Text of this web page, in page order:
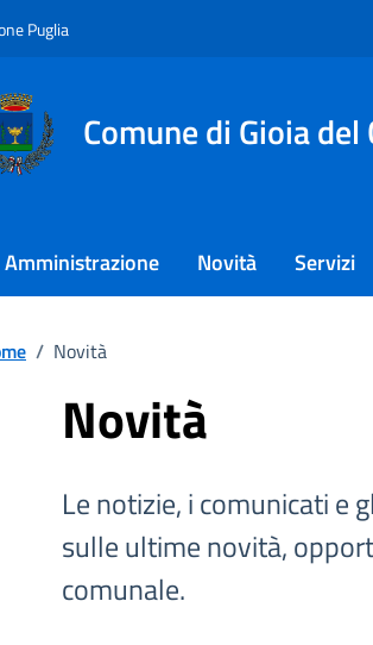
Puglia
Comune di Gioia del
Amministrazione Novità Servizi
/ Novità
Novità
Le notizie, i comunicati e
sulle ultime novità,
comunale.